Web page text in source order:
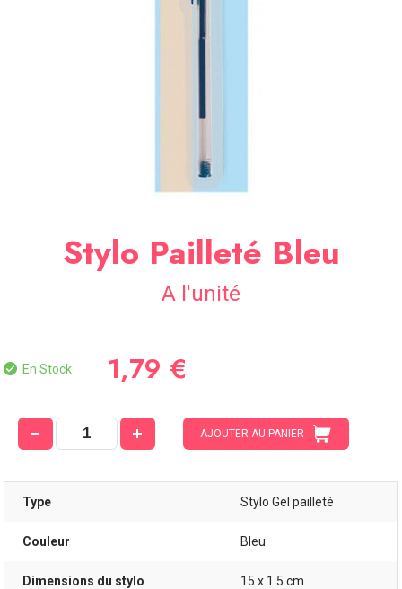
Stylo Pailleté Bleu
A l'unité
En Stock 1,79 €
AJOUTER AU PANIER
Type Stylo Gel pailleté
Couleur Bleu
Dimensions du stylo 15 x 1.5 cm